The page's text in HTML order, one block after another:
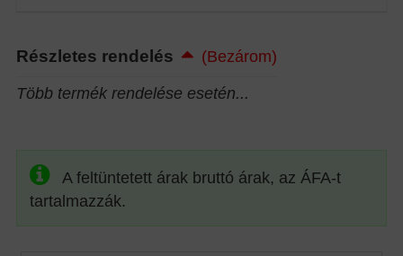
Részletes rendelés
(Bezárom)
Több termék rendelése esetén...
A feltüntetett árak bruttó árak, az ÁFA-t
tartalmazzák.